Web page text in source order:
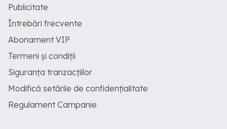
Publicitate
Întrebări frecvente
Abonament VIP
Termeni și condiții
Siguranța tranzacțiilor
Modifică setările de confidențialitate
Regulament Campanie